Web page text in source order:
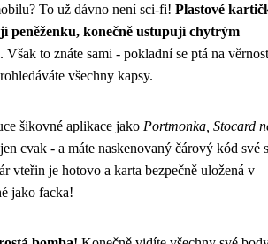
To už dávno není sci-fi! Plastové
peněženku, konečně ustupují chytrým
. Však to znáte sami - pokladní se ptá na
všechny kapsy.
šikovné aplikace jako Portmonka, Stocard
cvak - a máte naskenovaný čárový kód své
vteřin je hotovo a karta bezpečně uložená v
jako facka!